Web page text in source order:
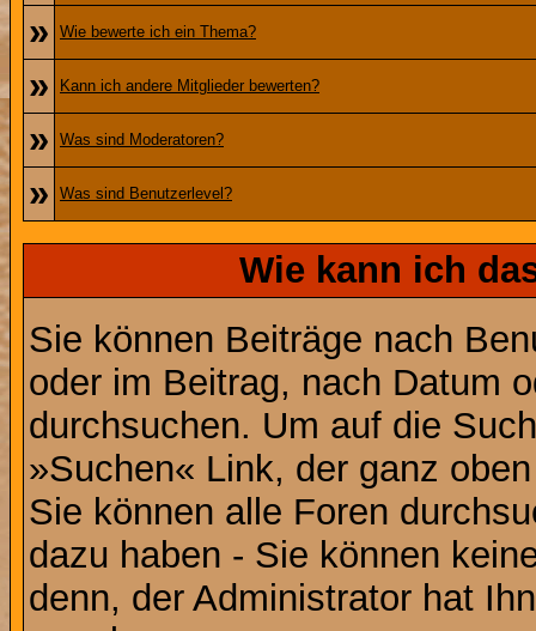
» Wie bewerte ich ein Thema?
» Kann ich andere Mitglieder bewerten?
» Was sind Moderatoren?
» Was sind Benutzerlevel?
Wie kann ich
Sie können Beiträge nach
oder im Beitrag, nach Datum
durchsuchen. Um auf die
»Suchen« Link, der ganz
Sie können alle Foren
dazu haben - Sie können
denn, der Administrator hat